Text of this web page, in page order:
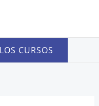
CURSOS